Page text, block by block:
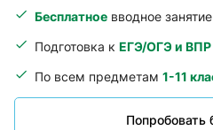
Бесплатное вводное занятие
Подготовка к ЕГЭ/ОГЭ и ВПР
По всем предметам 1-11
Попробовать